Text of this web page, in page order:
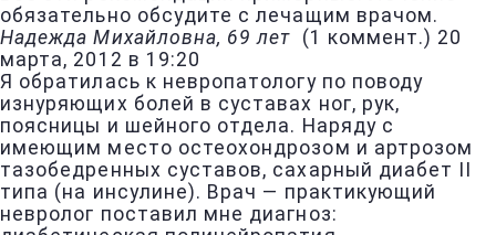
обязательно обсудите с лечащим врачом.
Надежда Михайловна, 69 лет (1 коммент.) 20
марта, 2012 в 19:20
Я обратилась к невропатологу по поводу
изнуряющих болей в суставах ног, рук,
поясницы и шейного отдела. Наряду с
имеющим место остеохондрозом и артрозом
тазобедренных суставов, сахарный диабет II
типа (на инсулине). Врач — практикующий
невролог поставил мне диагноз: